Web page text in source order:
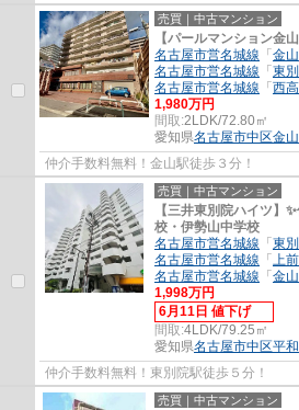
売買｜中古マンション
【パールマンション金
名古屋市営名城線 「 金山
名古屋市営名城線 「 東
名古屋市営名城線 「 西
1,980万円
間取:2LDK/72.80㎡
愛知県名古屋市中区金山
仲介手数料無料！金山駅徒歩３分！
売買｜中古マンション
【三井東別院ハイツ】
校・伊勢山中学校
名古屋市営名城線 「 東
名古屋市営名城線 「 上
名古屋市営名城線 「 金山
1,998万円
6月11日 値下げ
間取:4LDK/79.25㎡
愛知県名古屋市中区平和
仲介手数料無料！東別院駅徒歩５分！
売買｜中古マンション